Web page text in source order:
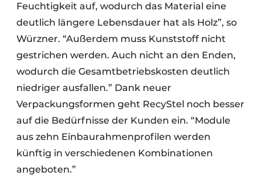
Feuchtigkeit auf, wodurch das Material eine
deutlich längere Lebensdauer hat als Holz”, so
Würzner. “Außerdem muss Kunststoff nicht
gestrichen werden. Auch nicht an den Enden,
wodurch die Gesamtbetriebskosten deutlich
niedriger ausfallen.” Dank neuer
Verpackungsformen geht RecyStel noch besser
auf die Bedürfnisse der Kunden ein. “Module
aus zehn Einbaurahmenprofilen werden
künftig in verschiedenen Kombinationen
angeboten.”